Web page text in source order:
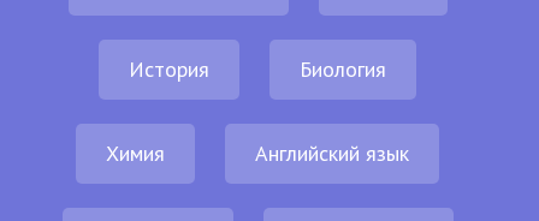
История Биология
Химия Английский язык